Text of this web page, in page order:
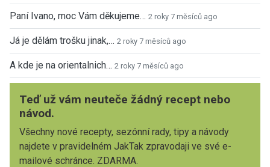
Paní Ivano, moc Vám děkujeme… 2 roky 7 měsíců ago
Já je dělám trošku jinak,… 2 roky 7 měsíců ago
A kde je na orientalnich… 2 roky 7 měsíců ago
Teď už vám neuteče žádný recept nebo
návod.
Všechny nové recepty, sezónní rady, tipy a návody
najdete v pravidelném JakTak zpravodaji ve své e-
mailové schránce. ZDARMA.